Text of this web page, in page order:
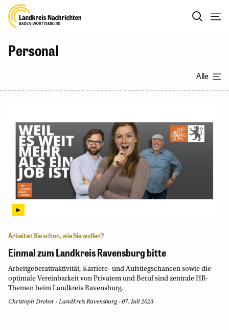
Personal
Alle
Arbeiten Sie schon, wie Sie wollen?
Einmal zum Landkreis Ravensburg bitte
Arbeitgeberattraktivität, Karriere- und Aufstiegschancen sowie die
optimale Vereinbarkeit von Privatem und Beruf sind zentrale HR-
Themen beim Landkreis Ravensburg.
Christoph Dreher · Landkreis Ravensburg · 07. Juli 2023